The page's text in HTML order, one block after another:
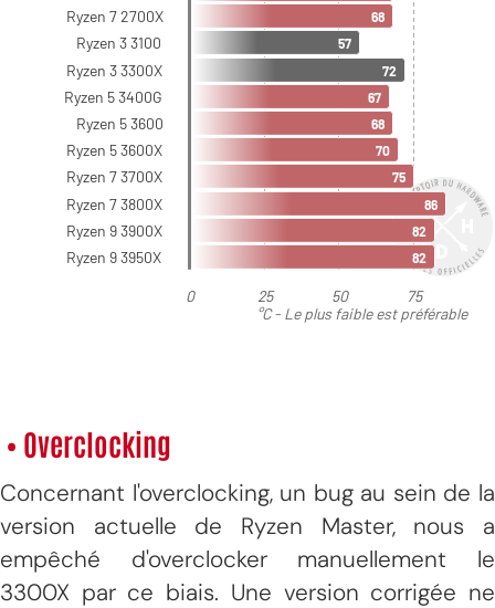
• Overclocking
Concernant l'overclocking, un bug au sein de la
version actuelle de Ryzen Master, nous a
empêché d'overclocker manuellement le
3300X par ce biais. Une version corrigée ne